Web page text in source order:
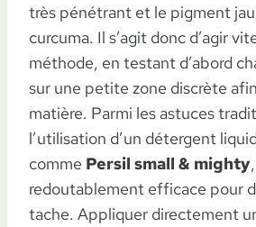
très pénétrant et le pigment
curcuma. Il s’agit donc d’agir
méthode, en testant d’abord
sur une petite zone discrète
matière. Parmi les astuces
l’utilisation d’un détergent
comme Persil small & mighty
redoutablement efficace pour
tache. Appliquer directement